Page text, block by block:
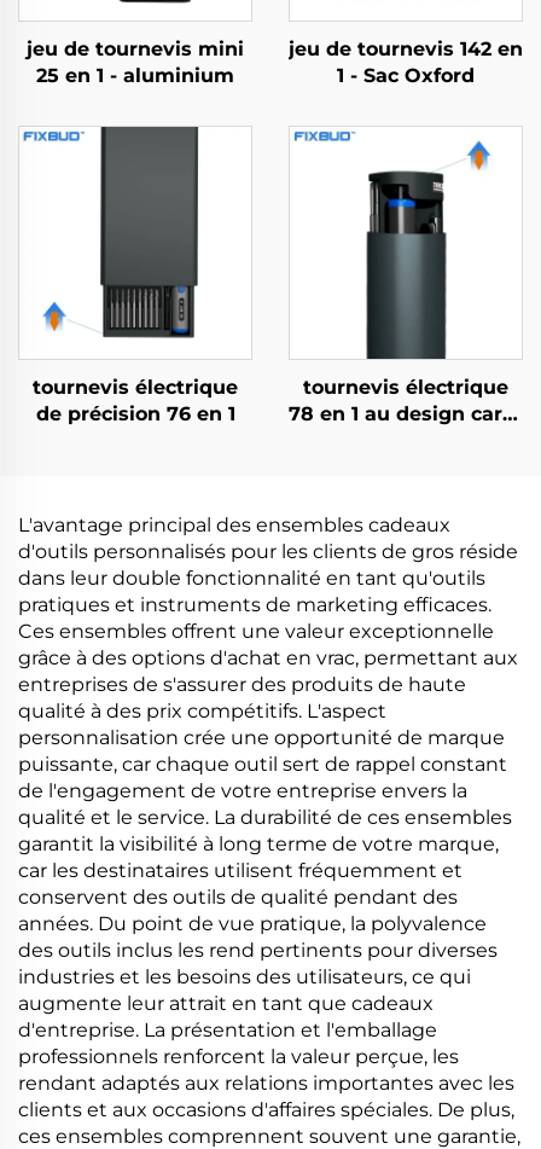
jeu de tournevis mini
25 en 1 - aluminium
jeu de tournevis 142 en
1 - Sac Oxford
tournevis électrique
de précision 76 en 1
tournevis électrique
78 en 1 au design carré
L'avantage principal des ensembles cadeaux
d'outils personnalisés pour les clients de gros réside
dans leur double fonctionnalité en tant qu'outils
pratiques et instruments de marketing efficaces.
Ces ensembles offrent une valeur exceptionnelle
grâce à des options d'achat en vrac, permettant aux
entreprises de s'assurer des produits de haute
qualité à des prix compétitifs. L'aspect
personnalisation crée une opportunité de marque
puissante, car chaque outil sert de rappel constant
de l'engagement de votre entreprise envers la
qualité et le service. La durabilité de ces ensembles
garantit la visibilité à long terme de votre marque,
car les destinataires utilisent fréquemment et
conservent des outils de qualité pendant des
années. Du point de vue pratique, la polyvalence
des outils inclus les rend pertinents pour diverses
industries et les besoins des utilisateurs, ce qui
augmente leur attrait en tant que cadeaux
d'entreprise. La présentation et l'emballage
professionnels renforcent la valeur perçue, les
rendant adaptés aux relations importantes avec les
clients et aux occasions d'affaires spéciales. De plus,
ces ensembles comprennent souvent une garantie,